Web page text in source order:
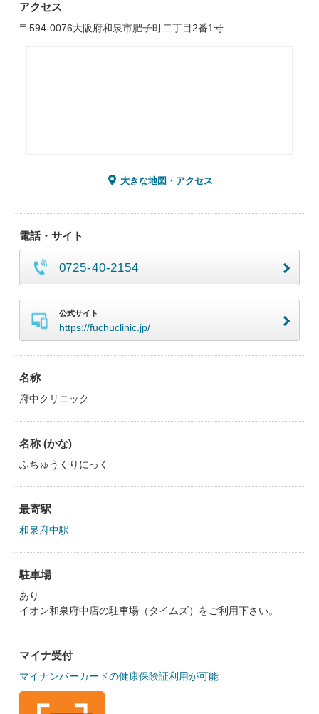
アクセス
〒594-0076大阪府和泉市肥子町二丁目2番1号
大きな地図・アクセス
電話・サイト
0725-40-2154
公式サイト
https://fuchuclinic.jp/
名称
府中クリニック
名称 (かな)
ふちゅうくりにっく
最寄駅
和泉府中駅
駐車場
あり
イオン和泉府中店の駐車場（タイムズ）をご利用下さい。
マイナ受付
マイナンバーカードの健康保険証利用が可能